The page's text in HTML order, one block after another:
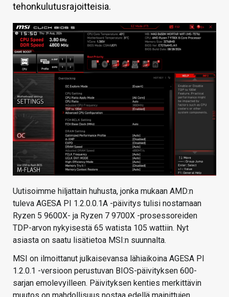
VAIHDA TEEMA
HAKU
tehonkulutusrajoitteisia.
Uutisoimme hiljattain huhusta, jonka mukaan AMD:n
tuleva AGESA PI 1.2.0.0.1A -päivitys tulisi nostamaan
Ryzen 5 9600X- ja Ryzen 7 9700X -prosessoreiden
TDP-arvon nykyisestä 65 watista 105 wattiin. Nyt
asiasta on saatu lisätietoa MSI:n suunnalta.
MSI on ilmoittanut julkaisevansa lähiaikoina AGESA PI
1.2.0.1 -versioon perustuvan BIOS-päivityksen 600-
sarjan emolevyilleen. Päivityksen kenties merkittävin
muutos on mahdollisuus nostaa edellä mainittujen